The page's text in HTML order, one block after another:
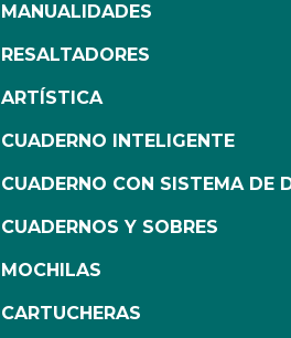
MANUALIDADES
RESALTADORES
ARTÍSTICA
CUADERNO INTELIGENTE
CUADERNO CON SISTEMA DE
CUADERNOS Y SOBRES
MOCHILAS
CARTUCHERAS